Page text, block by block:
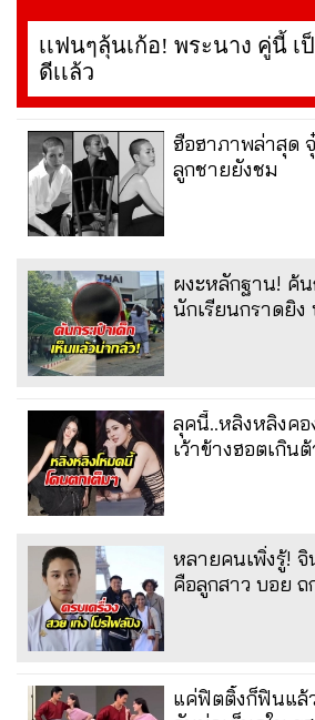
เเฟนๆลุ้นเก้อ! พระนาง คู่นี้
ดีเเล้ว
ฮือฮาภาพล่าสุด
ลูกชายยังชม
ผงะหลักฐาน! ค้น
นักเรียนกราดยิง
ลุคนี้..หลิงหลิงค
เว้าข้างฮอตเกิน
หลายคนเพิ่งรู้!
คือลูกสาว บอย ถ
แค่ฟิตติ้งก็ฟินแล้